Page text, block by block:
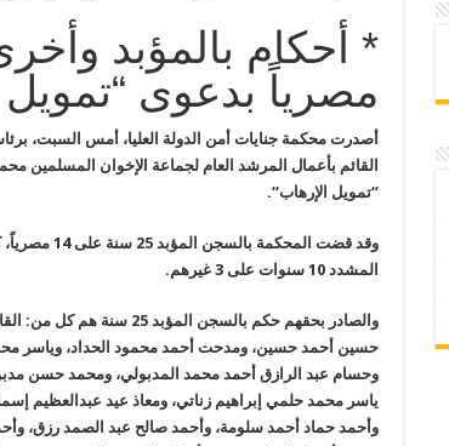
مصرياً بدعوى “تمويل
أصدرت محكمة جنايات أمن الدولة العليا، أمس السبت،
“تمويل الإرهاب“.
المشدد 10 سنوات على 3 غيرهم
.
والصادر بحقهم حكم بالسجن
حسين أحمد حسين، ومدحت أحمد محمود الحداد، وياسر
وحسام عبد الرازق أحمد محمد المدبولي، ومحمد حسن
ياسر محمد حلمي إبراهيم زناتي، ومعاذ عيد عبدالعظيم
وأحمد حماد أحمد سلومة، وأحمد صالح عبد الصمد رزق،